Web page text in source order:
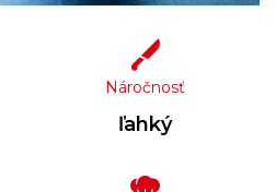
Náročnosť
ľahký